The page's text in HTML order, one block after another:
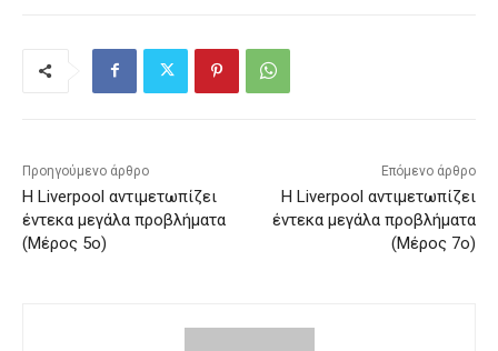
Προηγούμενο άρθρο
Η Liverpool αντιμετωπίζει
έντεκα μεγάλα προβλήματα
(Μέρος 5ο)
Επόμενο άρθρο
Η Liverpool αντιμετωπίζει
έντεκα μεγάλα προβλήματα
(Μέρος 7ο)